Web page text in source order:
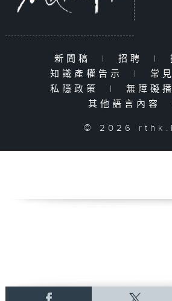
新聞稿 | 招聘 |
知識產權告示
| 常
私隱政策
| 無障礙
其他語言內容
© 2026